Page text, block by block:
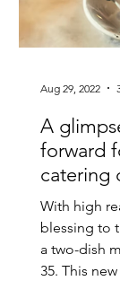
A
forward
catering
With high
blessing to
a two-dish
35. This
Aug 29, 2022